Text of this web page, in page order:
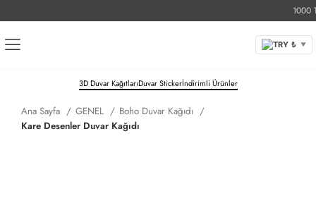
1000
TRY ₺ ▼
3D Duvar KağıtlarıDuvar Stickerİndirimli Ürünler
Ana Sayfa GENEL
Boho Duvar Kağıdı
Kare Desenler Duvar Kağıdı